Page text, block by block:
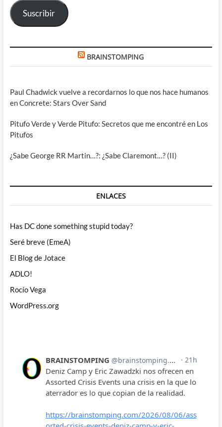
Suscribir
BRAINSTOMPING
Paul Chadwick vuelve a recordarnos lo que nos hace humanos
en Concrete: Stars Over Sand
Pitufo Verde y Verde Pitufo: Secretos que me encontré en Los
Pitufos
¿Sabe George RR Martin…?: ¿Sabe Claremont…? (II)
ENLACES
Has DC done something stupid today?
Seré breve (EmeA)
El Blog de Jotace
ADLO!
Rocío Vega
WordPress.org